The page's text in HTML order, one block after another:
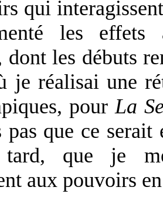
qui
les
les débuts
je réalisai une
pour La
pas que ce
que je
aux pouvoirs